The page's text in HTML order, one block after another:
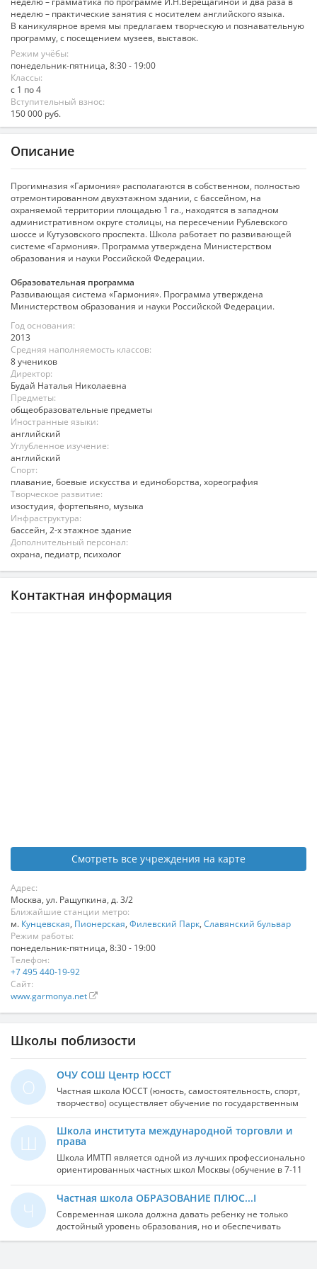
неделю – практические занятия с носителем английского языка.
В каникулярное время мы предлагаем творческую и познавательную
программу, с посещением музеев, выставок.
Режим учёбы:
понедельник-пятница, 8:30 - 19:00
Классы:
с 1 по 4
Вступительный взнос:
150 000 руб.
Описание
Прогимназия «Гармония» располагаются в собственном, полностью
отремонтированном двухэтажном здании, с бассейном, на
охраняемой территории площадью 1 га., находятся в западном
административном округе столицы, на пересечении Рублевского
шоссе и Кутузовского проспекта. Школа работает по развивающей
системе «Гармония». Программа утверждена Министерством
образования и науки Российской Федерации.
Образовательная программа
Развивающая система «Гармония». Программа утверждена
Министерством образования и науки Российской Федерации.
Год основания:
2013
Средняя наполняемость классов:
8 учеников
Директор:
Будай Наталья Николаевна
Предметы:
общеобразовательные предметы
Иностранные языки:
английский
Углубленное изучение:
английский
Спорт:
плавание, боевые искусства и единоборства, хореография
Творческое развитие:
изостудия, фортепьяно, музыка
Инфраструктура:
бассейн, 2-х этажное здание
Дополнительный персонал:
охрана, педиатр, психолог
Контактная информация
Смотреть все учреждения на карте
Адрес:
Москва, ул. Ращупкина, д. 3/2
Ближайшие станции метро:
м. Кунцевская, Пионерская, Филевский Парк, Славянский бульвар
Режим работы:
понедельник-пятница, 8:30 - 19:00
Телефон:
+7 495 440-19-92
Сайт:
www.garmonya.net
Школы поблизости
О
ОЧУ СОШ Центр ЮССТ
Частная школа ЮССТ (юность, самостоятельность, спорт,
творчество) осуществляет обучение по государственным
программам с использованием современных
педагогических технологий. С первого класса обучение
ведется по программе развивающего обучения
Д.Б.Эльконина, В.В.Давыдова и по традиционной
программе (1-4 классы). Разноуровневое обучение
английскому языку. Наряду с процессом обучения ведутся
большая тьюторская работа и зарубежные
образовательные программы. Охрана обеспечивает
безопасное пребывание детей в школе. Территория вокруг
школы хорошо обустроена и озеленена.
Ш
Школа института международной торговли и
права
Школа ИМТП является одной из лучших профессионально
ориентированных частных школ Москвы (обучение в 7-11
Института международной торговли и права (ИМТП),
имеет государственную аккредитацию и лицензию на
образовательную деятельность. Школа ИМТП –
негосударственное образовательное учреждение,
существующее при Институте международной торговли и
Ч
Частная школа ОБРАЗОВАНИЕ ПЛЮС...I
Современная школа должна давать ребенку не только
достойный уровень образования, но и обеспечивать
комфортную обстановку, все условия для творческого,